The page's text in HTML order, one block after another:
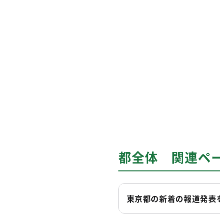
都全体 関連ペ
東京都の新着の報道発表